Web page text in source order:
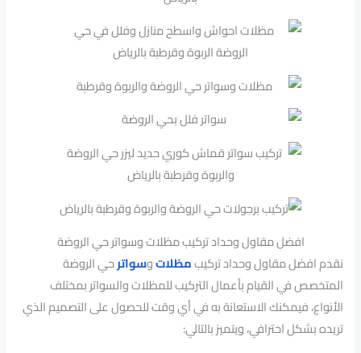
افضل مقاول وحداد تركيب مظلات وسواتر حي الروضة
نقدم افضل مقاول وحداد تركيبمظلاتوسواترحي الروضة
المتخصص في القيام بأعمال التركيب للمظلات والسواتر بمختلف
الأنواع، فيمكنك الاستعانة به في أي وقت للحصول على التصميم الذي
تريده بشكل احترافي، ويتميز بالتالي: